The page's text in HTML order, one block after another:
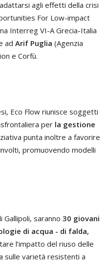
agli effetti della crisi
For Low-impact
Interreg VI-A Grecia-Italia
ad Arif Puglia (Agenzia
e Corfù.
Eco Flow riunisce soggetti
per la gestione
punta inoltre a favorire
promuovendo modelli
saranno 30 giovani
di acqua - di falda,
l’impatto del riuso delle
sulle varietà resistenti a